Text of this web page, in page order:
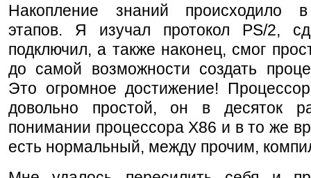
Накопление знаний происходило
этапов. Я изучал протокол PS/2,
подключил, а также наконец, смог
до самой возможности создать
Это огромное достижение!
довольно простой, он в десяток
понимании процессора X86 и в то же
есть нормальный, между прочим,